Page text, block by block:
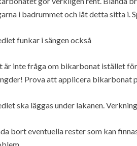
i badrummet och låt detta sitta i.
funkar i sängen också
är inte fråga om bikarbonat istället
Prova att applicera bikarbonat
ska läggas under lakanen.
bort eventuella rester som kan